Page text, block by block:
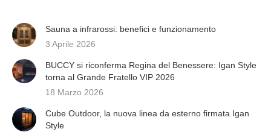
Sauna a infrarossi: benefici e funzionamento
3 Aprile 2026
BUCCY si riconferma Regina del Benessere: Igan Style
torna al Grande Fratello VIP 2026
18 Marzo 2026
Cube Outdoor, la nuova linea da esterno firmata Igan
Style